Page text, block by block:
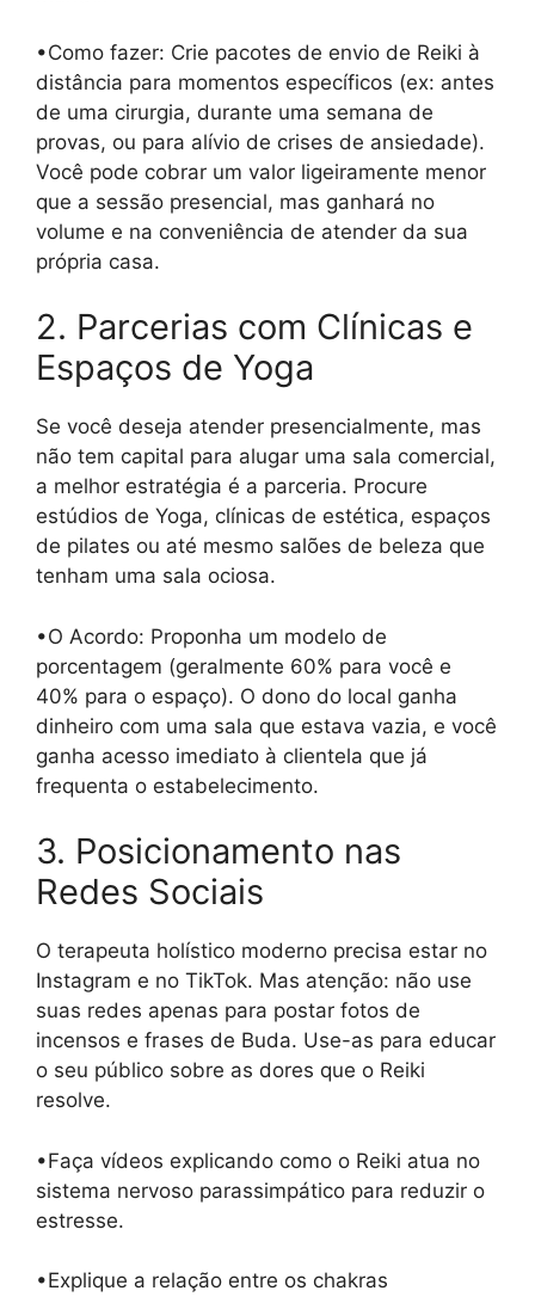
•Como fazer: Crie pacotes de envio de Reiki à
distância para momentos específicos (ex: antes
de uma cirurgia, durante uma semana de
provas, ou para alívio de crises de ansiedade).
Você pode cobrar um valor ligeiramente menor
que a sessão presencial, mas ganhará no
volume e na conveniência de atender da sua
própria casa.
2. Parcerias com Clínicas e
Espaços de Yoga
Se você deseja atender presencialmente, mas
não tem capital para alugar uma sala comercial,
a melhor estratégia é a parceria. Procure
estúdios de Yoga, clínicas de estética, espaços
de pilates ou até mesmo salões de beleza que
tenham uma sala ociosa.
•O Acordo: Proponha um modelo de
porcentagem (geralmente 60% para você e
40% para o espaço). O dono do local ganha
dinheiro com uma sala que estava vazia, e você
ganha acesso imediato à clientela que já
frequenta o estabelecimento.
3. Posicionamento nas
Redes Sociais
O terapeuta holístico moderno precisa estar no
Instagram e no TikTok. Mas atenção: não use
suas redes apenas para postar fotos de
incensos e frases de Buda. Use-as para educar
o seu público sobre as dores que o Reiki
resolve.
•Faça vídeos explicando como o Reiki atua no
sistema nervoso parassimpático para reduzir o
estresse.
•Explique a relação entre os chakras